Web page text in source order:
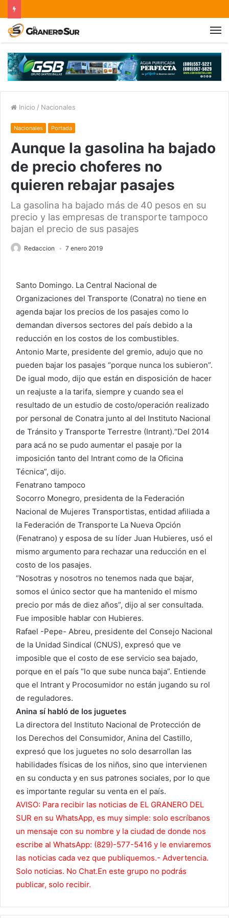
Inicio / Nacionales
Nacionales Portada
Aunque la gasolina ha bajado
de precio choferes no
quieren rebajar pasajes
La gasolina ha bajado más de 40 pesos en su
precio y las empresas de transporte tampoco
bajan el precio de sus pasajes
Redaccion 7 enero 2019
Santo Domingo. La Central Nacional de
Organizaciones del Transporte (Conatra) no tiene en
agenda bajar los precios de los pasajes como lo
demandan diversos sectores del país debido a la
reducción en los costos de los combustibles.
Antonio Marte, presidente del gremio, adujo que no
pueden bajar los pasajes “porque nunca los subieron”.
De igual modo, dijo que están en disposición de hacer
un reajuste a la tarifa, siempre y cuando sea el
resultado de un estudio de costo/operación realizado
por personal de Conatra junto al del Instituto Nacional
de Tránsito y Transporte Terrestre (Intrant).“Del 2014
para acá no se pudo aumentar el pasaje por la
imposición tanto del Intrant como de la Oficina
Técnica”, dijo.
Fenatrano tampoco
Socorro Monegro, presidenta de la Federación
Nacional de Mujeres Transportistas, entidad afiliada a
la Federación de Transporte La Nueva Opción
(Fenatrano) y esposa de su líder Juan Hubieres, usó el
mismo argumento para rechazar una reducción en el
costo de los pasajes.
“Nosotras y nosotros no tenemos nada que bajar,
somos el único sector que ha mantenido el mismo
precio por más de diez años”, dijo al ser consultada.
Fue imposible hablar con Hubieres.
Rafael -Pepe- Abreu, presidente del Consejo Nacional
de la Unidad Sindical (CNUS), expresó que ve
imposible que el costo de ese servicio sea bajado,
porque en el país “lo que sube nunca baja”. Entiende
que el Intrant y Procosumidor no están jugando su rol
de reguladores.
Anina sí habló de los juguetes
La directora del Instituto Nacional de Protección de
los Derechos del Consumidor, Anina del Castillo,
expresó que los juguetes no solo desarrollan las
habilidades físicas de los niños, sino que intervienen
en su conducta y en sus patrones sociales, por lo que
es importante regular su venta en el país.
AVISO: Para recibir las noticias de EL GRANERO DEL
SUR en su WhatsApp, es muy simple: solo escríbanos
un mensaje con su nombre y la ciudad de donde nos
escribe al WhatsApp: (829)-577-5416 y le enviaremos
las noticias cada vez que publiquemos.- Advertencia.
Solo noticias. No Chat.En este grupo no podrás
publicar, solo recibir.